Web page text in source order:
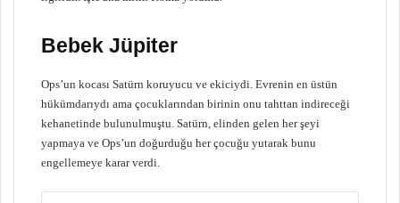
Bebek Jüpiter
Ops’un kocası Satürn koruyucu ve ekiciydi. Evrenin en üstün
hükümdarıydı ama çocuklarından birinin onu tahttan indireceği
kehanetinde bulunulmuştu. Satürn, elinden gelen her şeyi
yapmaya ve Ops’un doğurduğu her çocuğu yutarak bunu
engellemeye karar verdi.